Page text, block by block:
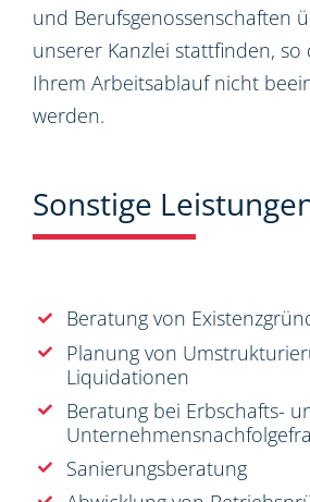
und Berufsgenossenschaften
unserer Kanzlei stattfinden, so
Ihrem Arbeitsablauf nicht
werden.
Sonstige
Beratung von
Planung von
Liquidationen
Beratung bei Erbschafts-
Sanierungsberatung